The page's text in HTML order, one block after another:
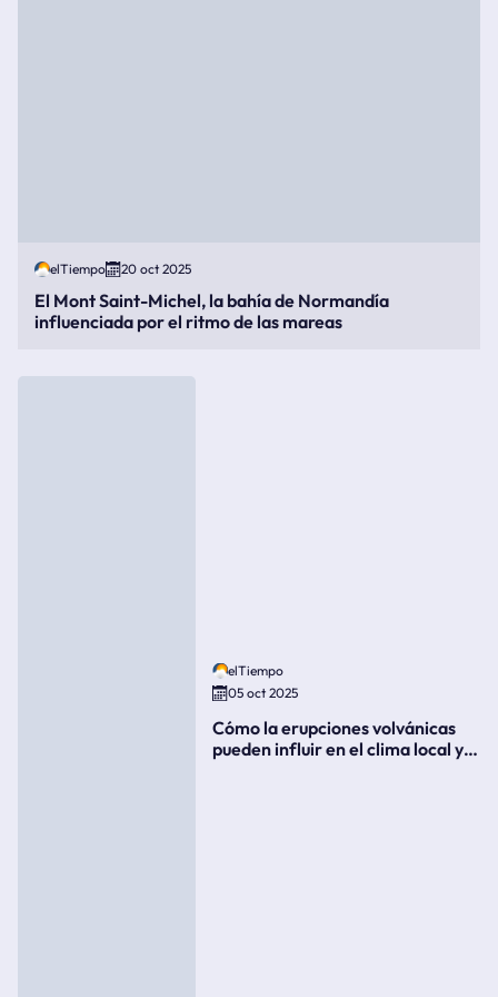
elTiempo 20 oct 2025
El Mont Saint-Michel, la bahía de Normandía
influenciada por el ritmo de las mareas
elTiempo
05 oct 2025
Cómo la erupciones volvánicas
pueden influir en el clima local y